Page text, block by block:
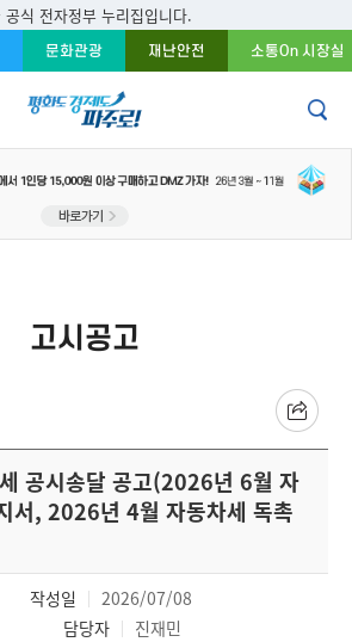
본문 바로가기
주메뉴 바로가기
푸터 바로가기
식 전자정부 누리집입니다.
문화관광 재난안전 소통On 시장실
고시공고
공시송달 공고(2026년 6월 자
서, 2026년 4월 자동차세 독촉
작성일
2026/07/08
담당자 진재민